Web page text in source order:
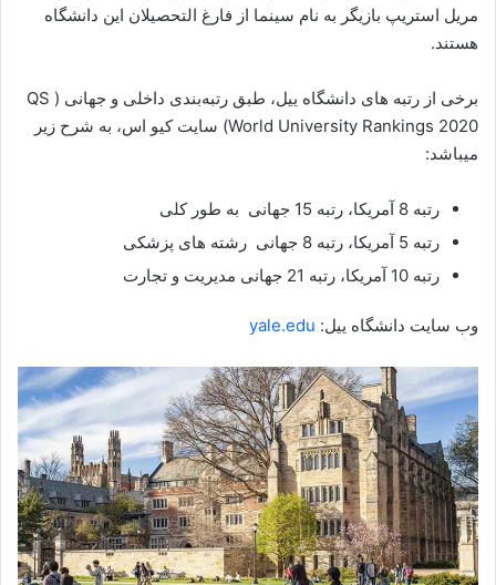
مریل استریپ بازیگر به نام سینما از فارغ التحصیلان این دانشگاه
هستند.
برخی از رتبه های دانشگاه ییل، طبق رتبه‌بندی داخلی و جهانی ( QS
World University Rankings 2020) سایت کیو اس، به شرح زیر
میباشد:
رتبه 8 آمریکا، رتبه 15 جهانی به طور کلی
رتبه 5 آمریکا، رتبه 8 جهانی رشته های پزشکی
رتبه 10 آمریکا، رتبه 21 جهانی مدیریت و تجارت
وب سایت دانشگاه ییل: yale.edu